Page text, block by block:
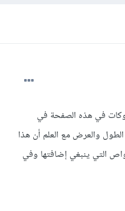
في هذه الصفحة في
والعرض مع العلم أن هذا
التي ينبغي إضافتها وفي